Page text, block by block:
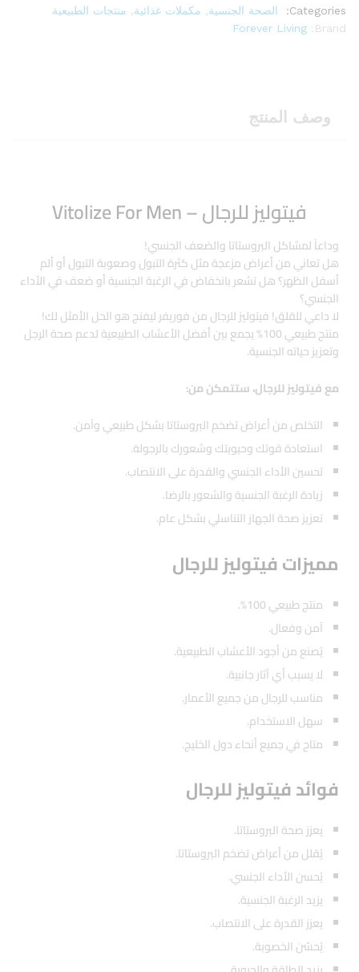
Categories:
الصحة الجنسية مكملات غذائية
منتجات الطبيعية
Brand:
Forever Living
وصف المنتج
فيتوليز للرجال – Vitolize For Men
وداعاً لمشاكل البروستاتا والضعف الجنسي!
هل تعاني من أعراض مزعجة مثل كثرة التبول وصعوبة التبول أو ألم
أسفل الظهر؟ هل تشعر بانخفاض في الرغبة الجنسية أو ضعف في الأداء
الجنسي؟
لا داعي للقلق! فيتوليز للرجال من فوريفر ليفنج هو الحل الأمثل لك!
منتج طبيعي 100% يجمع بين أفضل الأعشاب الطبيعية لدعم صحة الرجل
وتعزيز حياته الجنسية.
مع فيتوليز للرجال، ستتمكن من:
التخلص من أعراض تضخم البروستاتا بشكل طبيعي وآمن.
استعادة قوتك وحيويتك وشعورك بالرجولة.
تحسين الأداء الجنسي والقدرة على الانتصاب.
زيادة الرغبة الجنسية والشعور بالرضا.
تعزيز صحة الجهاز التناسلي بشكل عام.
مميزات فيتوليز للرجال
منتج طبيعي 100%.
آمن وفعال.
يُصنع من أجود الأعشاب الطبيعية.
لا يسبب أي آثار جانبية.
مناسب للرجال من جميع الأعمار.
سهل الاستخدام.
متاح في جميع أنحاء دول الخليج.
فوائد فيتوليز للرجال
يعزز صحة البروستاتا.
يُقلل من أعراض تضخم البروستاتا.
يُحسن الأداء الجنسي.
يزيد الرغبة الجنسية.
يعزز القدرة على الانتصاب.
يُحسّن الخصوبة.